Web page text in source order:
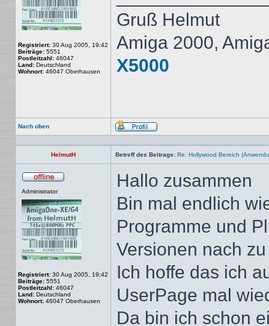
Registriert: 30 Aug 2005, 19:42
Beiträge: 5551
Postleitzahl: 46047
Land: Deutschland
Wohnort: 46047 Oberhausen
Gruß Helmut
Amiga 2000,
X5000
Nach oben
Profil
HelmutH Betreff des Beitrags: Re: Hollywood Bereich
Administrator
Registriert: 30 Aug 2005, 19:42
Beiträge: 5551
Postleitzahl: 46047
Land: Deutschland
Wohnort: 46047 Oberhausen
Hallo zusammen
Bin mal endlich
Programme und
Versionen nach
Ich hoffe das ich
UserPage mal
Da bin ich schon